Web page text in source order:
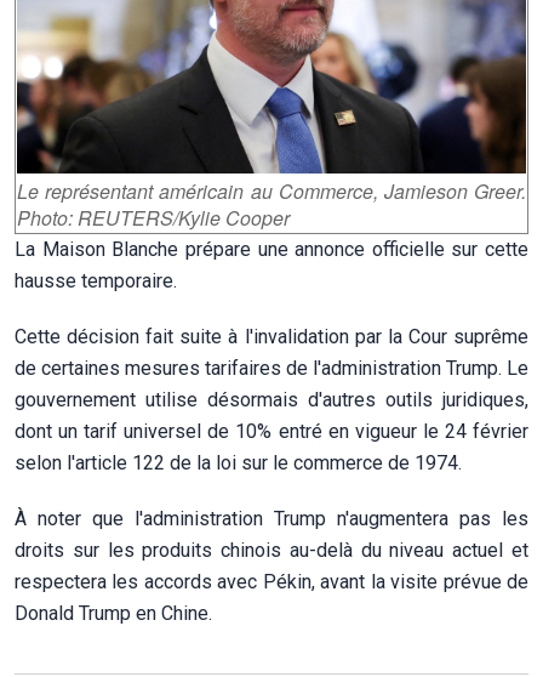
Le représentant américain au Commerce, Jamieson Greer.
Photo: REUTERS/Kylie Cooper
La Maison Blanche prépare une annonce officielle sur cette
hausse temporaire.
Cette décision fait suite à l'invalidation par la Cour suprême
de certaines mesures tarifaires de l'administration Trump. Le
gouvernement utilise désormais d'autres outils juridiques,
dont un tarif universel de 10% entré en vigueur le 24 février
selon l'article 122 de la loi sur le commerce de 1974.
À noter que l'administration Trump n'augmentera pas les
droits sur les produits chinois au-delà du niveau actuel et
respectera les accords avec Pékin, avant la visite prévue de
Donald Trump en Chine.